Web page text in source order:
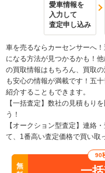
愛車情報を
入力して
査定申し込み
車を売るならカーセンサーへ
になる方法が見つかるかも！
の買取情報はもちろん、買取
も安心の情報が満載です！五
紹介することもできます。
【一括査定】数社の見積もり
う！
【オークション型査定】連絡
て、1番高い査定価格で買い取
無
90